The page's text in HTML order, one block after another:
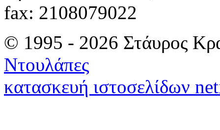
fax: 2108079022
© 1995 - 2026 Στάυρος
Ντουλάπες
κατασκευή ιστοσελίδων